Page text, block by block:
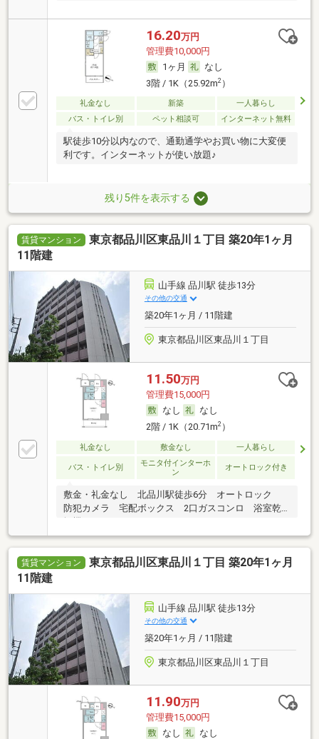
16.20万円
管理費10,000円
1ヶ月
なし
3階 / 1K（25.92m2）
礼金なし 新築
一人暮らし
バス・トイレ別
ペット相談可 インターネット無料
駅徒歩10分以内なので、通勤通学やお買い物に大変便
利です。インターネットが使い放題♪
残り5件を表示する
賃貸マンション
東京都品川区東品川１丁目 築20年1ヶ月
11階建
山手線 品川駅 徒歩13分
その他の交通
築20年1ヶ月 / 11階建
東京都品川区東品川１丁目
11.50万円
管理費15,000円
なし
なし
2階 / 1K（20.71m2）
礼金なし 敷金なし 一人暮らし
バス・トイレ別
モニタ付インターホ
ン
オートロック付き
敷金・礼金なし 北品川駅徒歩6分 オートロック
防犯カメラ 宅配ボックス 2口ガスコンロ 浴室乾
賃貸マンション
東京都品川区東品川１丁目 築20年1ヶ月
11階建
山手線 品川駅 徒歩13分
その他の交通
築20年1ヶ月 / 11階建
東京都品川区東品川１丁目
11.90万円
管理費15,000円
なし
なし